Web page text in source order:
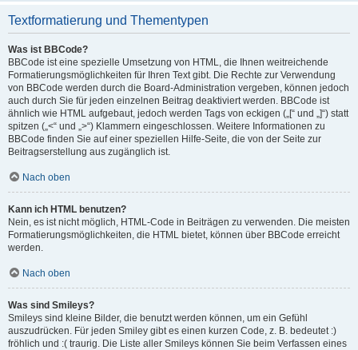
Textformatierung und Thementypen
Was ist BBCode?
BBCode ist eine spezielle Umsetzung von HTML, die Ihnen weitreichende
Formatierungsmöglichkeiten für Ihren Text gibt. Die Rechte zur Verwendung
von BBCode werden durch die Board-Administration vergeben, können jedoch
auch durch Sie für jeden einzelnen Beitrag deaktiviert werden. BBCode ist
ähnlich wie HTML aufgebaut, jedoch werden Tags von eckigen („[“ und „]“) statt
spitzen („<“ und „>“) Klammern eingeschlossen. Weitere Informationen zu
BBCode finden Sie auf einer speziellen Hilfe-Seite, die von der Seite zur
Beitragserstellung aus zugänglich ist.
Nach oben
Kann ich HTML benutzen?
Nein, es ist nicht möglich, HTML-Code in Beiträgen zu verwenden. Die meisten
Formatierungsmöglichkeiten, die HTML bietet, können über BBCode erreicht
werden.
Nach oben
Was sind Smileys?
Smileys sind kleine Bilder, die benutzt werden können, um ein Gefühl
auszudrücken. Für jeden Smiley gibt es einen kurzen Code, z. B. bedeutet :)
fröhlich und :( traurig. Die Liste aller Smileys können Sie beim Verfassen eines